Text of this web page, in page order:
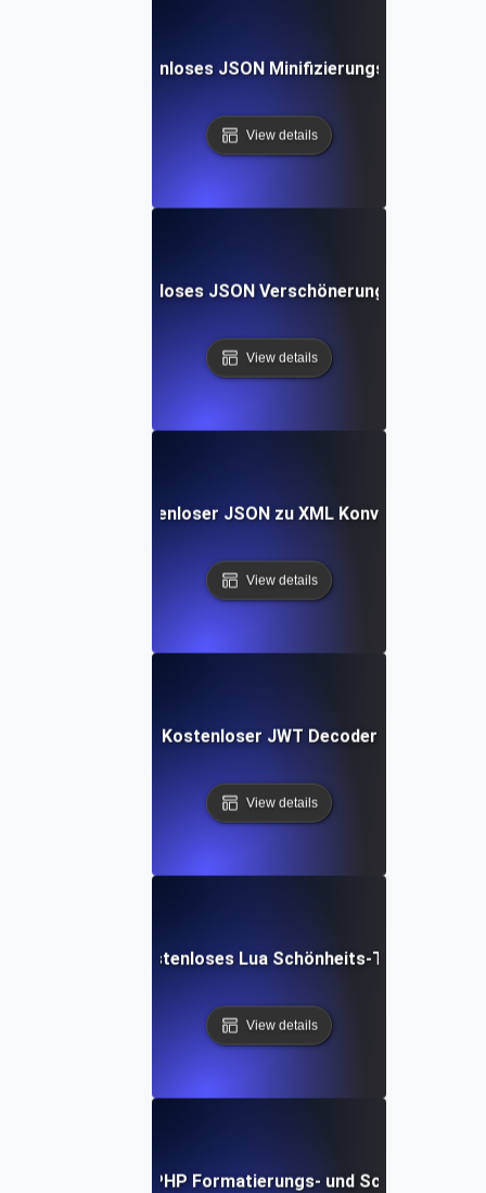
Kostenloses JSON Minifizierungs-Tool
View details
Kostenloses JSON Verschönerungs-Tool
View details
Kostenloser JSON zu XML Konverter
View details
Kostenloser JWT Decoder
View details
Kostenloses Lua Schönheits-Tool
View details
Kostenloses PHP Formatierungs- und Schönheits-